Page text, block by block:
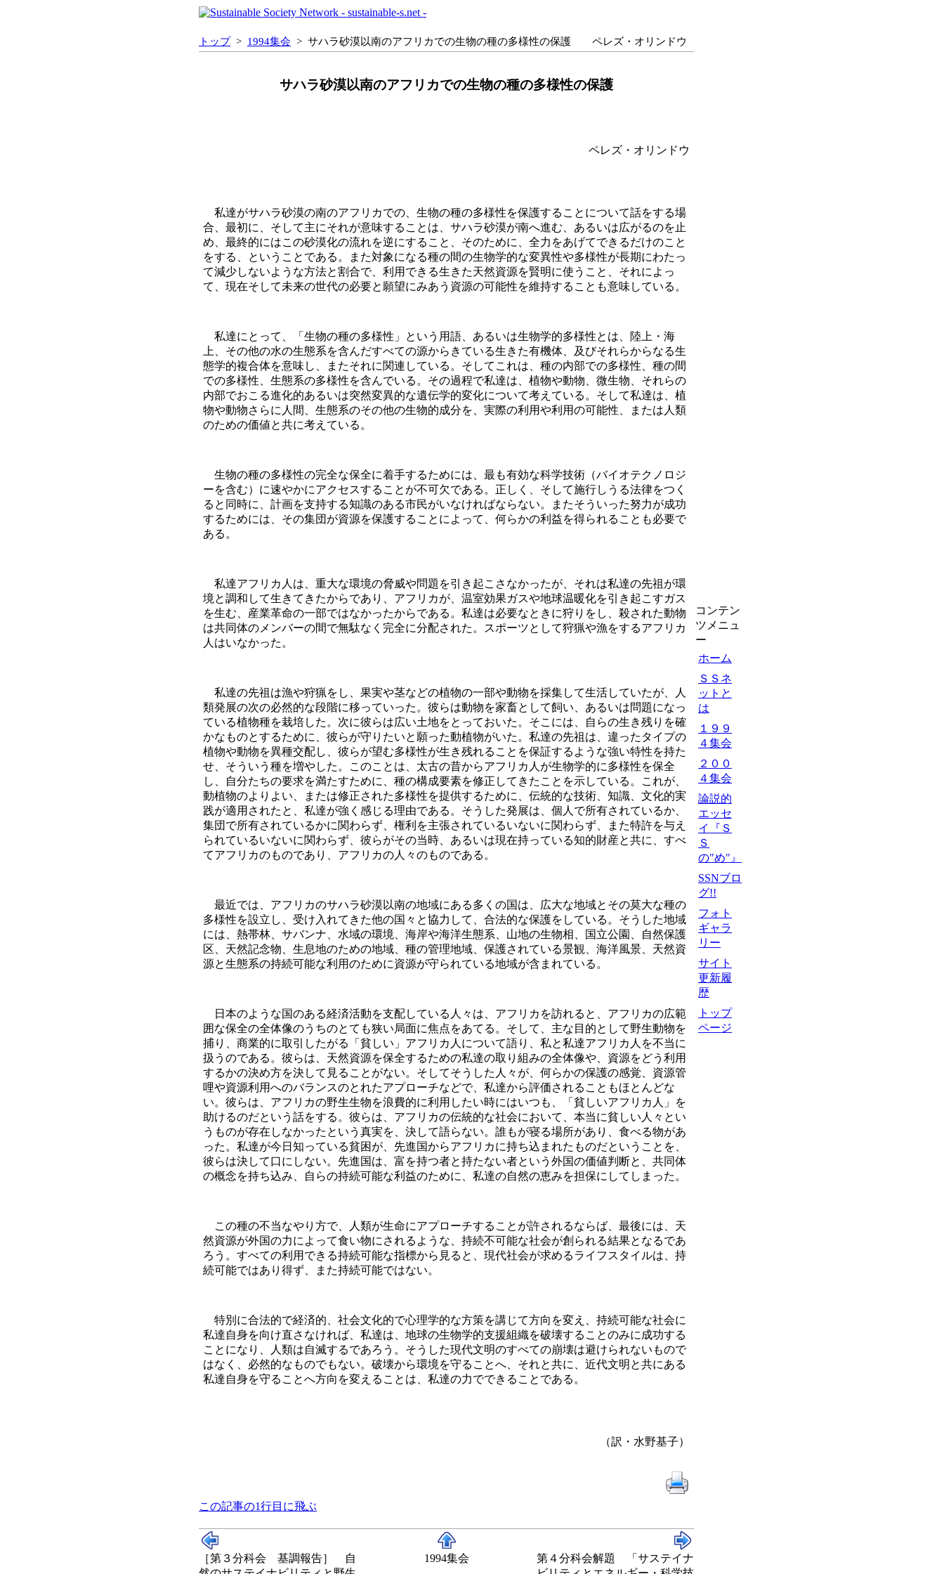
トップ> 1994集会 > サハラ砂漠以南のアフリカでの生物の種の多様性の保護 ペレズ・オリンドウ
サハラ砂漠以南のアフリカでの生物の種の多様性の保護
ペレズ・オリンドウ
私達がサハラ砂漠の南のアフリカでの、生物の種の多様性を保護することについて話をする場
合、最初に、そして主にそれが意味することは、サハラ砂漠が南へ進む、あるいは広がるのを止
め、最終的にはこの砂漠化の流れを逆にすること、そのために、全力をあげてできるだけのこと
をする、ということである。また対象になる種の間の生物学的な変異性や多様性が長期にわたっ
て減少しないような方法と割合で、利用できる生きた天然資源を賢明に使うこと、それによっ
て、現在そして未来の世代の必要と願望にみあう資源の可能性を維持することも意味している。
私達にとって、「生物の種の多様性」という用語、あるいは生物学的多様性とは、陸上・海
上、その他の水の生態系を含んだすべての源からきている生きた有機体、及びそれらからなる生
態学的複合体を意味し、またそれに関連している。そしてこれは、種の内部での多様性、種の間
での多様性、生態系の多様性を含んでいる。その過程で私達は、植物や動物、微生物、それらの
内部でおこる進化的あるいは突然変異的な遺伝学的変化について考えている。そして私達は、植
物や動物さらに人間、生態系のその他の生物的成分を、実際の利用や利用の可能性、または人類
のための価値と共に考えている。
生物の種の多様性の完全な保全に着手するためには、最も有効な科学技術（バイオテクノロジ
ーを含む）に速やかにアクセスすることが不可欠である。正しく、そして施行しうる法律をつく
ると同時に、計画を支持する知識のある市民がいなければならない。またそういった努力が成功
するためには、その集団が資源を保護することによって、何らかの利益を得られることも必要で
ある。
私達アフリカ人は、重大な環境の脅威や問題を引き起こさなかったが、それは私達の先祖が環
境と調和して生きてきたからであり、アフリカが、温室効果ガスや地球温暖化を引き起こすガス
を生む、産業革命の一部ではなかったからである。私達は必要なときに狩りをし、殺された動物
は共同体のメンバーの間で無駄なく完全に分配された。スポーツとして狩猟や漁をするアフリカ
人はいなかった。
私達の先祖は漁や狩猟をし、果実や茎などの植物の一部や動物を採集して生活していたが、人
類発展の次の必然的な段階に移っていった。彼らは動物を家畜として飼い、あるいは問題になっ
ている植物種を栽培した。次に彼らは広い土地をとっておいた。そこには、自らの生き残りを確
かなものとするために、彼らが守りたいと願った動植物がいた。私達の先祖は、違ったタイプの
植物や動物を異種交配し、彼らが望む多様性が生き残れることを保証するような強い特性を持た
せ、そういう種を増やした。このことは、太古の昔からアフリカ人が生物学的に多様性を保全
し、自分たちの要求を満たすために、種の構成要素を修正してきたことを示している。これが、
動植物のよりよい、または修正された多様性を提供するために、伝統的な技術、知識、文化的実
践が適用されたと、私達が強く感じる理由である。そうした発展は、個人で所有されているか、
集団で所有されているかに関わらず、権利を主張されているいないに関わらず、また特許を与え
られているいないに関わらず、彼らがその当時、あるいは現在持っている知的財産と共に、すべ
てアフリカのものであり、アフリカの人々のものである。
最近では、アフリカのサハラ砂漠以南の地域にある多くの国は、広大な地域とその莫大な種の
多様性を設立し、受け入れてきた他の国々と協力して、合法的な保護をしている。そうした地域
には、熱帯林、サバンナ、水域の環境、海岸や海洋生態系、山地の生物相、国立公園、自然保護
区、天然記念物、生息地のための地域、種の管理地域、保護されている景観、海洋風景、天然資
源と生態系の持続可能な利用のために資源が守られている地域が含まれている。
日本のような国のある経済活動を支配している人々は、アフリカを訪れると、アフリカの広範
囲な保全の全体像のうちのとても狭い局面に焦点をあてる。そして、主な目的として野生動物を
捕り、商業的に取引したがる「貧しい」アフリカ人について語り、私と私達アフリカ人を不当に
扱うのである。彼らは、天然資源を保全するための私達の取り組みの全体像や、資源をどう利用
するかの決め方を決して見ることがない。そしてそうした人々が、何らかの保護の感覚、資源管
哩や資源利用へのバランスのとれたアプローチなどで、私達から評価されることもほとんどな
い。彼らは、アフリカの野生生物を浪費的に利用したい時にはいつも、「貧しいアフリカ人」を
助けるのだという話をする。彼らは、アフリカの伝統的な社会において、本当に貧しい人々とい
うものが存在しなかったという真実を、決して語らない。誰もが寝る場所があり、食べる物があ
った。私達が今日知っている貧困が、先進国からアフリカに持ち込まれたものだということを、
彼らは決して口にしない。先進国は、富を持つ者と持たない者という外国の価値判断と、共同体
の概念を持ち込み、自らの持続可能な利益のために、私達の自然の恵みを担保にしてしまった。
この種の不当なやり方で、人類が生命にアプローチすることが許されるならば、最後には、天
然資源が外国の力によって食い物にされるような、持続不可能な社会が創られる結果となるであ
ろう。すべての利用できる持続可能な指標から見ると、現代社会が求めるライフスタイルは、持
続可能ではあり得ず、また持続可能ではない。
特別に合法的で経済的、社会文化的で心理学的な方策を講じて方向を変え、持続可能な社会に
私達自身を向け直さなければ、私達は、地球の生物学的支援組織を破壊することのみに成功する
ことになり、人類は自滅するであろう。そうした現代文明のすべての崩壊は避けられないもので
はなく、必然的なものでもない。破壊から環境を守ることへ、それと共に、近代文明と共にある
私達自身を守ることへ方向を変えることは、私達の力でできることである。
（訳・水野基子）
この記事の1行目に飛ぶ
［第３分科会 基調報告］ 自
1994集会
第４分科会解題 「サステイナ
コンテン
ツメニュ
ー
ホーム
ＳＳネ
ットと
は
１９９
４集会
２００
４集会
論説的
エッセ
イ『Ｓ
Ｓ
の"め"』
SSNブロ
グ!!
フォト
ギャラ
リー
サイト
更新履
歴
トップ
ページ